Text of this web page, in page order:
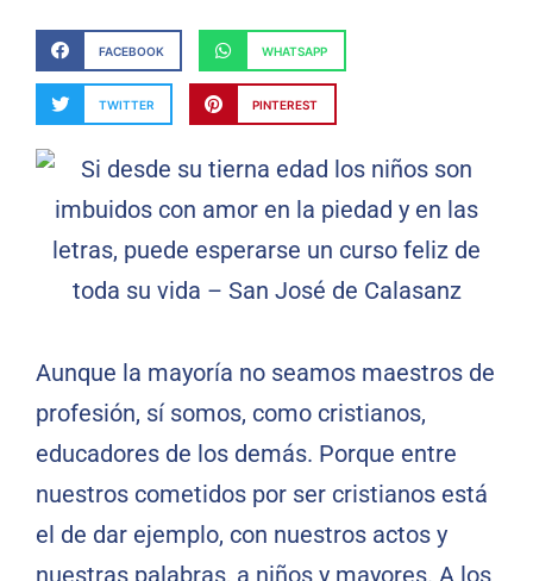
FACEBOOK WHATSAPP
TWITTER PINTEREST
Aunque la mayoría no seamos maestros de
profesión, sí somos, como cristianos,
educadores de los demás. Porque entre
nuestros cometidos por ser cristianos está
el de dar ejemplo, con nuestros actos y
nuestras palabras, a niños y mayores. A los